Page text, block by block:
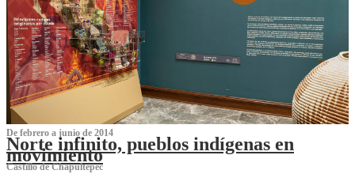
De febrero a junio de 2014
Norte infinito, pueblos indígenas en
movimiento
Castillo de Chapultepec